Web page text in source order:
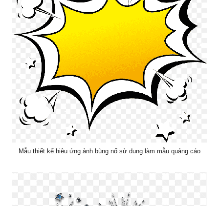
Mẫu thiết kế hiệu ứng ảnh bùng nổ sử dụng làm mẫu quảng cáo